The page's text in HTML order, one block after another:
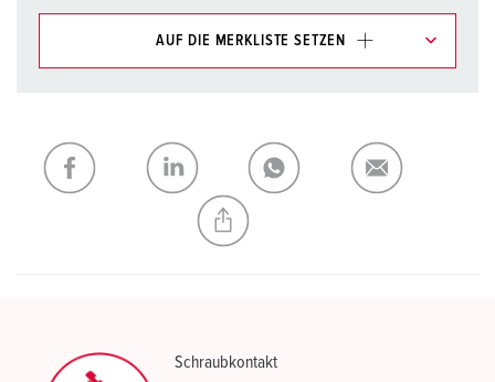
AUF DIE MERKLISTE SETZEN
Meine Liste (0) HINZUFÜGEN
NEUE LISTE ERSTELLEN
Schraubkontakt